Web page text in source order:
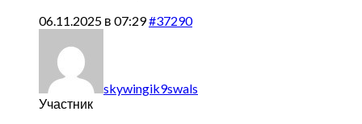
06.11.2025 в 07:29#37290
skywingik9swals
Участник